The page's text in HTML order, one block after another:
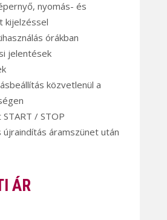
nyomás- és
kijelzéssel
órákban
jelentések
közvetlenül a
/ STOP
újraindítás áramszünet után
ÁR